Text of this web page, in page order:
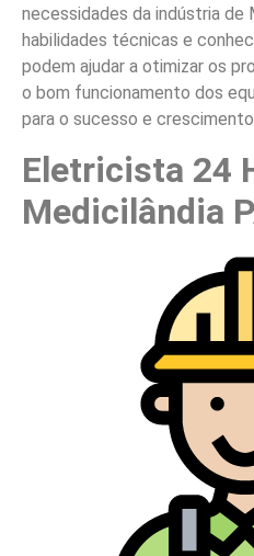
necessidades da indústria de
habilidades técnicas e
podem ajudar a otimizar os
o bom funcionamento dos
para o sucesso e
Eletricista 24
Medicilândia